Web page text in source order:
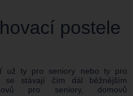
postele
už ty pro seniory nebo ty pro
se stávají čím dál běžnějším
pro seniory, domovů